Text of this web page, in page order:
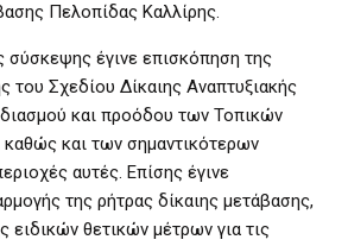
Πελοπίδας Καλλίρης.
σύσκεψης έγινε επισκόπηση της
του Σχεδίου Δίκαιης Αναπτυξιακής
και προόδου των Τοπικών
και των σημαντικότερων
αυτές. Επίσης έγινε
της ρήτρας δίκαιης μετάβασης,
ειδικών θετικών μέτρων για τις